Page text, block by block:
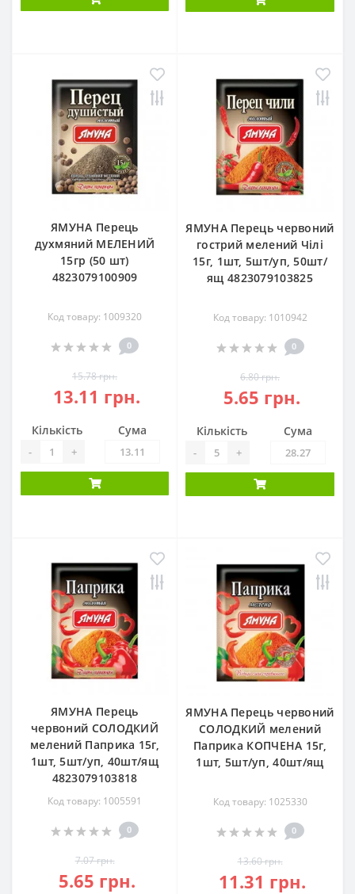
ЯМУНА Перець
духмяний МЕЛЕНИЙ
15гр (50 шт)
4823079100909
Код товару: 1009320
0
15.78 грн.
13.11 грн.
Кількість
- +
Сума
ЯМУНА Перець червоний
гострий мелений Чілі
15г, 1шт, 5шт/уп, 50шт/
ящ 4823079103825
Код товару: 1010942
0
6.80 грн.
5.65 грн.
Кількість
- +
Сума
ЯМУНА Перець
червоний СОЛОДКИЙ
мелений Паприка 15г,
1шт, 5шт/уп, 40шт/ящ
4823079103818
Код товару: 1005591
0
7.07 грн.
5.65 грн.
ЯМУНА Перець червоний
СОЛОДКИЙ мелений
Паприка КОПЧЕНА 15г,
1шт, 5шт/уп, 40шт/ящ
Код товару: 1025330
0
13.60 грн.
11.31 грн.